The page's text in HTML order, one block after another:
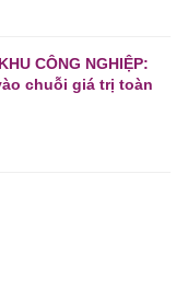
CÔNG NGHIỆP:
chuỗi giá trị toàn